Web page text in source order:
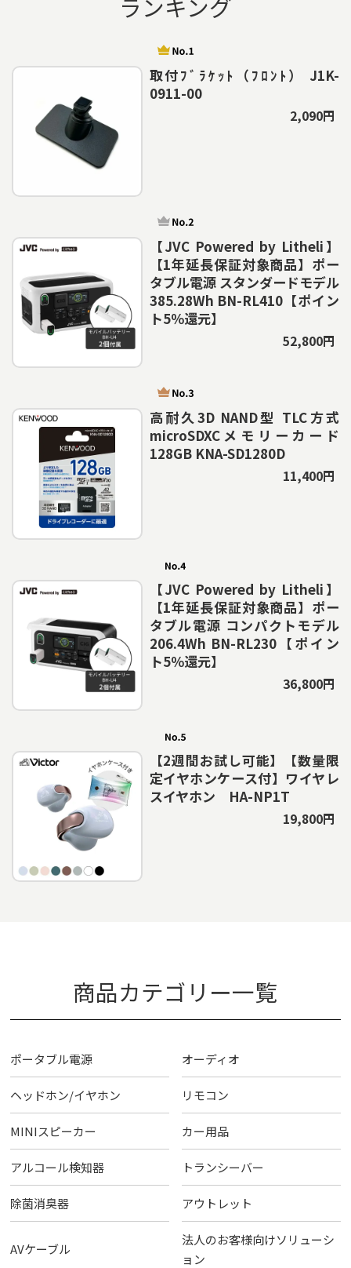
ランキング
取付ﾌﾞﾗｹｯﾄ（ﾌﾛﾝﾄ） J1K-
0911-00
2,090円
【JVC Powered by Litheli】
【1年延長保証対象商品】ポー
タブル電源 スタンダードモデル
385.28Wh BN-RL410【ポイン
ト5％還元】
52,800円
高耐久3D NAND型 TLC方式
microSDXCメモリーカード
128GB KNA-SD1280D
11,400円
【JVC Powered by Litheli】
【1年延長保証対象商品】ポー
タブル電源 コンパクトモデル
206.4Wh BN-RL230【ポイン
ト5％還元】
36,800円
【2週間お試し可能】【数量限
定イヤホンケース付】ワイヤレ
スイヤホン HA-NP1T
19,800円
商品カテゴリー一覧
ポータブル電源 オーディオ
ヘッドホン/イヤホン リモコン
MINIスピーカー カー用品
アルコール検知器 トランシーバー
除菌消臭器 アウトレット
AVケーブル
法人のお客様向けソリューシ
ョン